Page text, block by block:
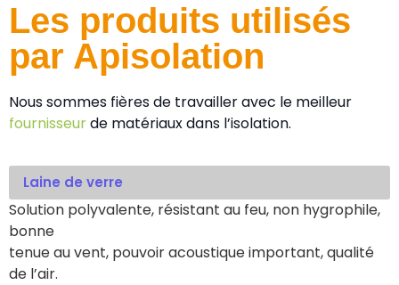
Les produits utilisés
par Apisolation
Nous sommes fières de travailler avec le meilleur
fournisseurde matériaux dans l’isolation.
Laine de verre
Solution polyvalente, résistant au feu, non hygrophile,
bonne
tenue au vent, pouvoir acoustique important, qualité
de l’air.